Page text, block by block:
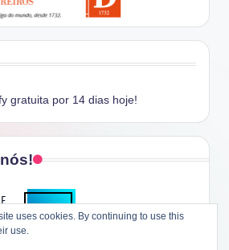
gratuita por 14 dias hoje!
uses cookies. By continuing to use this
use.